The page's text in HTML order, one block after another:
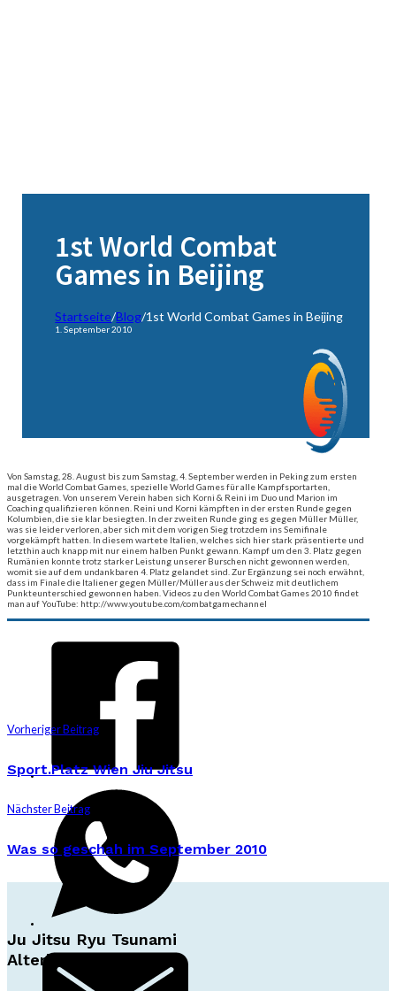
1st World Combat
Games in Beijing
Startseite/Blog/1st World Combat Games in Beijing
1. September 2010
Von Samstag, 28. August bis zum Samstag, 4. September werden in Peking zum ersten
mal die World Combat Games, spezielle World Games für alle Kampfsportarten,
ausgetragen. Von unserem Verein haben sich Korni & Reini im Duo und Marion im
Coaching qualifizieren können. Reini und Korni kämpften in der ersten Runde gegen
Kolumbien, die sie klar besiegten. In der zweiten Runde ging es gegen Müller Müller,
was sie leider verloren, aber sich mit dem vorigen Sieg trotzdem ins Semifinale
vorgekämpft hatten. In diesem wartete Italien, welches sich hier stark präsentierte und
letzthin auch knapp mit nur einem halben Punkt gewann. Kampf um den 3. Platz gegen
Rumänien konnte trotz starker Leistung unserer Burschen nicht gewonnen werden,
womit sie auf dem undankbaren 4. Platz gelandet sind. Zur Ergänzung sei noch erwähnt,
dass im Finale die Italiener gegen Müller/Müller aus der Schweiz mit deutlichem
Punkteunterschied gewonnen haben. Videos zu den World Combat Games 2010 findet
man auf YouTube: http://www.youtube.com/combatgamechannel
Vorheriger Beitrag
Sport.Platz Wien Jiu Jitsu
Nächster Beitrag
Was so geschah im September 2010
Ju Jitsu Ryu Tsunami
Alterlaa